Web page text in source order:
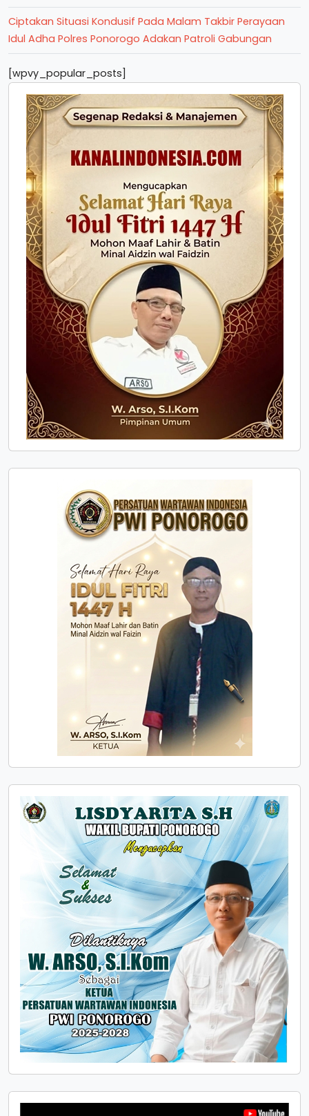
Ciptakan Situasi Kondusif Pada Malam Takbir Perayaan
Idul Adha Polres Ponorogo Adakan Patroli Gabungan
[wpvy_popular_posts]